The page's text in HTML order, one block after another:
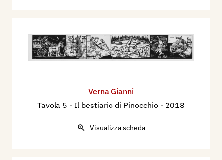
Verna Gianni
Tavola 5 - Il bestiario di Pinocchio - 2018
Visualizza scheda